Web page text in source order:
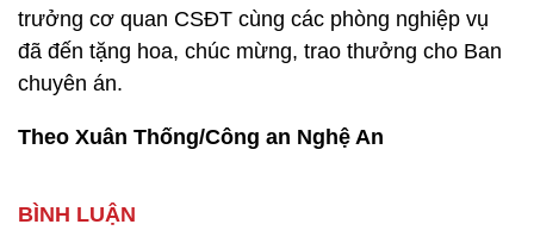
trưởng cơ quan CSĐT cùng các phòng nghiệp vụ
đã đến tặng hoa, chúc mừng, trao thưởng cho Ban
chuyên án.
Theo Xuân Thống/Công an Nghệ An